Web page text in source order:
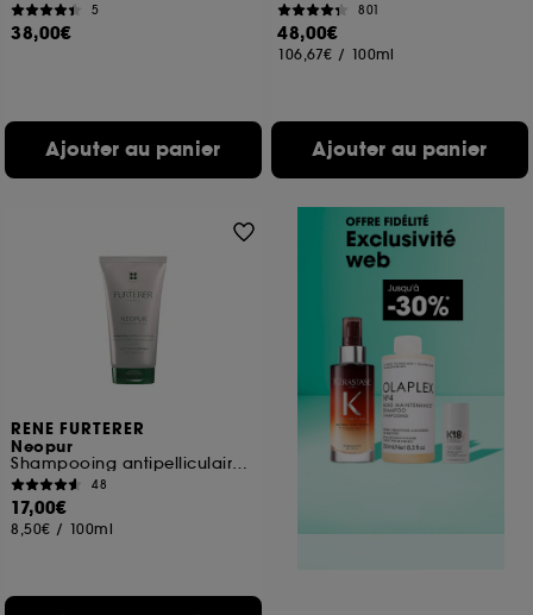
5
38,00€
Ajouter au panier
801
48,00€
106,67€ / 100ml
Ajouter au panier
RENE FURTERER
Neopur
Shampooing antipelliculaire équilibrant cuir chevelu gras
48
17,00€
8,50€ / 100ml